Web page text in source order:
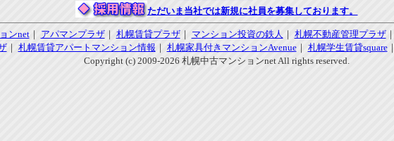
ただいま当社では新規に社員を募集しております。
ンnet｜ アパマンプラザ｜ 札幌賃貸プラザ｜ マンション投資の鉄人 ｜ 札幌不動産管理プラザ｜
｜ 札幌賃貸アパートマンション情報 ｜ 札幌家具付きマンションAvenue｜ 札幌学生賃貸square｜
Copyright (c) 2009-2026 札幌中古マンションnet All rights reserved.